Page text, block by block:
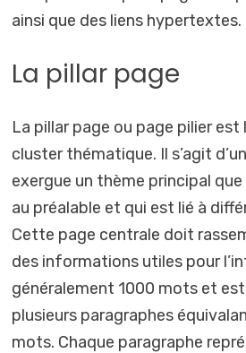
ainsi que des liens hypertextes.
La pillar page
La pillar page ou page pilier est
cluster thématique. Il s’agit
exergue un thème principal
au préalable et qui est lié à
Cette page centrale doit
des informations utiles pour
généralement 1000 mots et
plusieurs paragraphes
mots. Chaque paragraphe